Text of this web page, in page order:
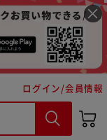
ログイン/会員情報